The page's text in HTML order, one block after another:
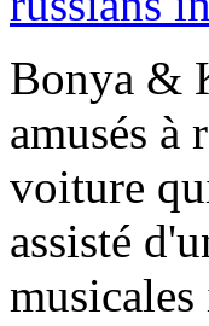
Bonya &
amusés à
voiture
assisté